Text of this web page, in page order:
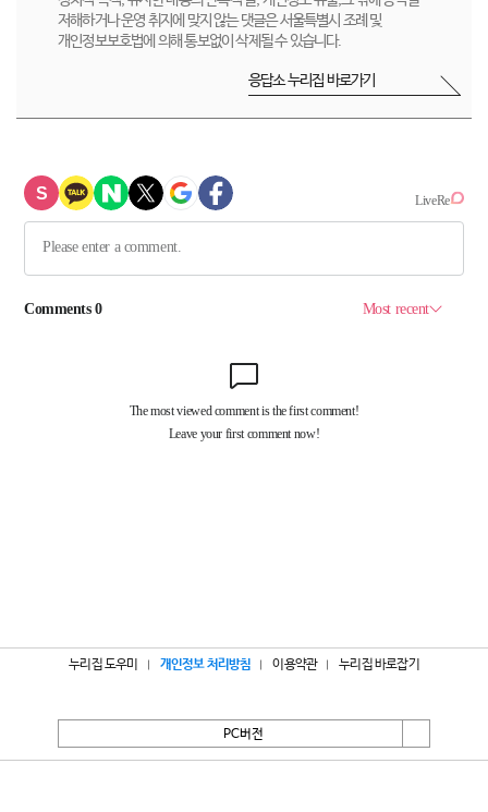
저해하거나 운영 취지에 맞지 않는 댓글은 서울특별시 조례 및
개인정보보호법에 의해 통보없이 삭제될 수 있습니다.
응답소 누리집 바로가기
누리집 도우미 개인정보 처리방침 이용약관 누리집 바로잡기
PC버전